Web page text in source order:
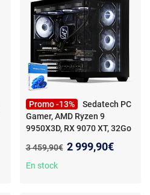
Promo -13%
Sedatech PC
Gamer, AMD Ryzen 9
9950X3D, RX 9070 XT, 32Go
Sedatech PC Gamer
Advanced Watercooling Maxi
Ancien prix :
3 459,90€ Nouveau prix :
2 999,90€
En stock